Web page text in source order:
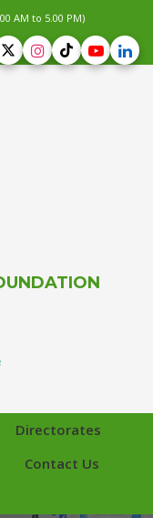
AM to 5.00 PM)
Directorates
Contact Us